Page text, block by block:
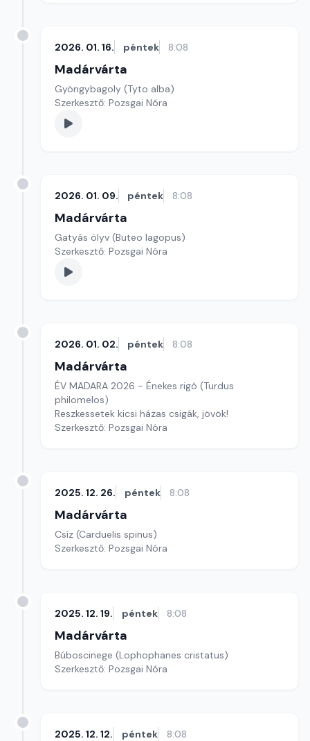
2026. 01. 16. péntek 8:08
Madárvárta
Gyöngybagoly (Tyto alba)
Szerkesztő: Pozsgai Nóra
2026. 01. 09. péntek 8:08
Madárvárta
Gatyás ölyv (Buteo lagopus)
Szerkesztő: Pozsgai Nóra
2026. 01. 02. péntek 8:08
Madárvárta
ÉV MADARA 2026 - Énekes rigó (Turdus
philomelos)
Reszkessetek kicsi házas csigák, jövök!
Szerkesztő: Pozsgai Nóra
2025. 12. 26. péntek 8:08
Madárvárta
Csíz (Carduelis spinus)
Szerkesztő: Pozsgai Nóra
2025. 12. 19. péntek 8:08
Madárvárta
Búboscinege (Lophophanes cristatus)
Szerkesztő: Pozsgai Nóra
2025. 12. 12. péntek 8:08